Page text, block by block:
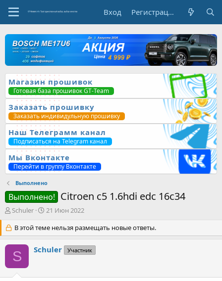
Вход Регистрация
Магазин прошивок
Готовая база прошивок GT-Team
Заказать прошивку
Заказать индивидульную прошивку
Наш Телеграмм канал
Подписаться на Telegram канал
Мы Вконтакте
Перейти в группу Вконтакте
Выполнено
Выполнено! Citroen c5 1.6hdi edc 16c34
А
т
о
р
т
е
Schuler
Д
т
а
а
21 Июн 2022
В этой теме нельзя размещать новые ответы.
S Schuler Участник